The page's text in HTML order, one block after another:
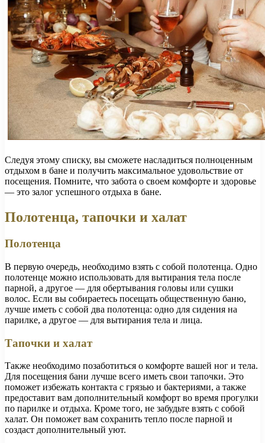
Следуя этому списку, вы сможете насладиться полноценным
отдыхом в бане и получить максимальное удовольствие от
посещения. Помните, что забота о своем комфорте и здоровье
— это залог успешного отдыха в бане.
Полотенца, тапочки и халат
Полотенца
В первую очередь, необходимо взять с собой полотенца. Одно
полотенце можно использовать для вытирания тела после
парной, а другое — для обертывания головы или сушки
волос. Если вы собираетесь посещать общественную баню,
лучше иметь с собой два полотенца: одно для сидения на
парилке, а другое — для вытирания тела и лица.
Тапочки и халат
Также необходимо позаботиться о комфорте вашей ног и тела.
Для посещения бани лучше всего иметь свои тапочки. Это
поможет избежать контакта с грязью и бактериями, а также
предоставит вам дополнительный комфорт во время прогулки
по парилке и отдыха. Кроме того, не забудьте взять с собой
халат. Он поможет вам сохранить тепло после парной и
создаст дополнительный уют.